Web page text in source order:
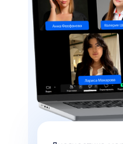
и
контроль
маркетинга
Владелец
маркетинга
Среди